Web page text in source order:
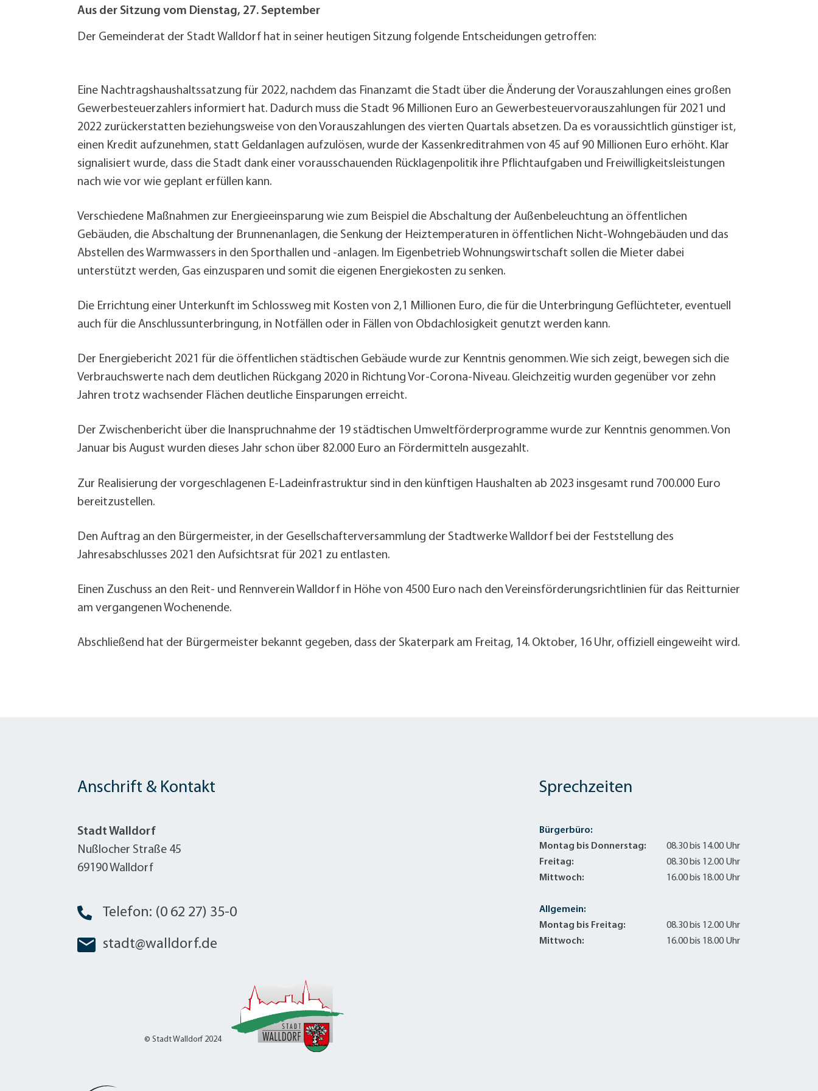
Walldorf-Süd 2. BA
Wohnungsbauförderung
Veranstaltungskalender
Was erledige ich wo?
Aus der Sitzung vom Dienstag, 27. September
Der Gemeinderat der Stadt Walldorf hat in seiner heutigen Sitzung folgende Entscheidungen getroffen:
Eine Nachtragshaushaltssatzung für 2022, nachdem das Finanzamt die Stadt über die Änderung der Vorauszahlungen eines großen
Gewerbesteuerzahlers informiert hat. Dadurch muss die Stadt 96 Millionen Euro an Gewerbesteuervorauszahlungen für 2021 und
2022 zurückerstatten beziehungsweise von den Vorauszahlungen des vierten Quartals absetzen. Da es voraussichtlich günstiger ist,
einen Kredit aufzunehmen, statt Geldanlagen aufzulösen, wurde der Kassenkreditrahmen von 45 auf 90 Millionen Euro erhöht. Klar
signalisiert wurde, dass die Stadt dank einer vorausschauenden Rücklagenpolitik ihre Pflichtaufgaben und Freiwilligkeitsleistungen
nach wie vor wie geplant erfüllen kann.
Verschiedene Maßnahmen zur Energieeinsparung wie zum Beispiel die Abschaltung der Außenbeleuchtung an öffentlichen
Gebäuden, die Abschaltung der Brunnenanlagen, die Senkung der Heiztemperaturen in öffentlichen Nicht-Wohngebäuden und das
Abstellen des Warmwassers in den Sporthallen und -anlagen. Im Eigenbetrieb Wohnungswirtschaft sollen die Mieter dabei
unterstützt werden, Gas einzusparen und somit die eigenen Energiekosten zu senken.
Die Errichtung einer Unterkunft im Schlossweg mit Kosten von 2,1 Millionen Euro, die für die Unterbringung Geflüchteter, eventuell
auch für die Anschlussunterbringung, in Notfällen oder in Fällen von Obdachlosigkeit genutzt werden kann.
Der Energiebericht 2021 für die öffentlichen städtischen Gebäude wurde zur Kenntnis genommen. Wie sich zeigt, bewegen sich die
Verbrauchswerte nach dem deutlichen Rückgang 2020 in Richtung Vor-Corona-Niveau. Gleichzeitig wurden gegenüber vor zehn
Jahren trotz wachsender Flächen deutliche Einsparungen erreicht.
Der Zwischenbericht über die Inanspruchnahme der 19 städtischen Umweltförderprogramme wurde zur Kenntnis genommen. Von
Januar bis August wurden dieses Jahr schon über 82.000 Euro an Fördermitteln ausgezahlt.
Zur Realisierung der vorgeschlagenen E-Ladeinfrastruktur sind in den künftigen Haushalten ab 2023 insgesamt rund 700.000 Euro
bereitzustellen.
Den Auftrag an den Bürgermeister, in der Gesellschafterversammlung der Stadtwerke Walldorf bei der Feststellung des
Jahresabschlusses 2021 den Aufsichtsrat für 2021 zu entlasten.
Einen Zuschuss an den Reit- und Rennverein Walldorf in Höhe von 4500 Euro nach den Vereinsförderungsrichtlinien für das Reitturnier
am vergangenen Wochenende.
Abschließend hat der Bürgermeister bekannt gegeben, dass der Skaterpark am Freitag, 14. Oktober, 16 Uhr, offiziell eingeweiht wird.
Anschrift & Kontakt
Stadt Walldorf
Nußlocher Straße 45
69190 Walldorf
Telefon: (0 62 27) 35-0
stadt@walldorf.de
Sprechzeiten
Bürgerbüro:
Montag bis Donnerstag:
08.30 bis 14.00 Uhr
Freitag:
08.30 bis 12.00 Uhr
Mittwoch:
16.00 bis 18.00 Uhr
Allgemein:
Montag bis Freitag:
08.30 bis 12.00 Uhr
Mittwoch:
16.00 bis 18.00 Uhr
© Stadt Walldorf 2024